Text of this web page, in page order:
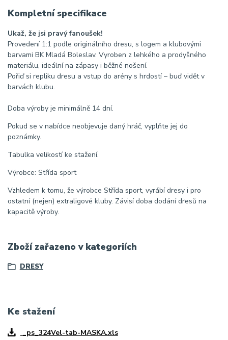
Kompletní specifikace
Ukaž, že jsi pravý fanoušek!
Provedení 1:1 podle originálního dresu, s logem a klubovými
barvami BK Mladá Boleslav. Vyroben z lehkého a prodyšného
materiálu, ideální na zápasy i běžné nošení.
Pořiď si repliku dresu a vstup do arény s hrdostí – buď vidět v
barvách klubu.
Doba výroby je minimálně 14 dní.
Pokud se v nabídce neobjevuje daný hráč, vyplňte jej do
poznámky.
Tabulka velikostí ke stažení.
Výrobce: Střída sport
Vzhledem k tomu, že výrobce Střída sport, vyrábí dresy i pro
ostatní (nejen) extraligové kluby. Závisí doba dodání dresů na
kapacitě výroby.
Zboží zařazeno v kategoriích
DRESY
Ke stažení
_ps_324Vel-tab-MASKA.xls